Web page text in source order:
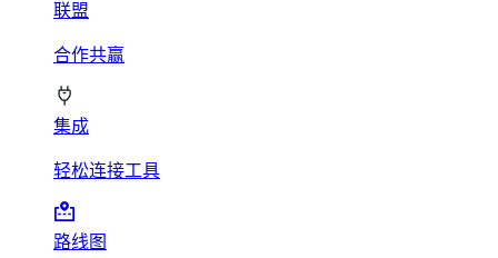
联盟
合作共赢
集成
轻松连接工具
路线图